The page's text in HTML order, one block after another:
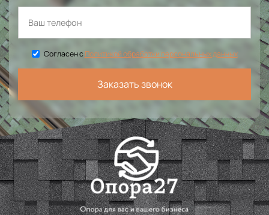
Согласен сПолитикой обработки персональных данных
Заказать звонок